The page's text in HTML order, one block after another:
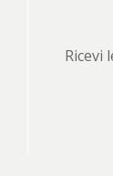
Ricevi